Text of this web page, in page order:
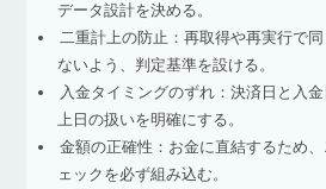
データ設計を決める。
二重計上の防止：再取得や再実行で
ないよう、判定基準を設ける。
入金タイミングのずれ：決済日と入
上日の扱いを明確にする。
金額の正確性：お金に直結するため
ェックを必ず組み込む。